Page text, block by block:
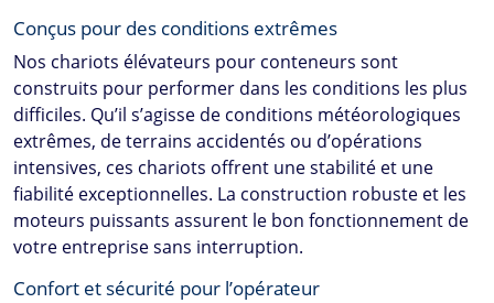
Conçus pour des conditions extrêmes
Nos chariots élévateurs pour conteneurs sont
construits pour performer dans les conditions les plus
difficiles. Qu’il s’agisse de conditions météorologiques
extrêmes, de terrains accidentés ou d’opérations
intensives, ces chariots offrent une stabilité et une
fiabilité exceptionnelles. La construction robuste et les
moteurs puissants assurent le bon fonctionnement de
votre entreprise sans interruption.
Confort et sécurité pour l’opérateur